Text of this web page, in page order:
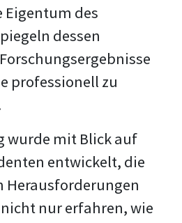
Eigentum des
dessen
professionell zu
wurde mit Blick auf
entwickelt, die
Herausforderungen
nur erfahren, wie